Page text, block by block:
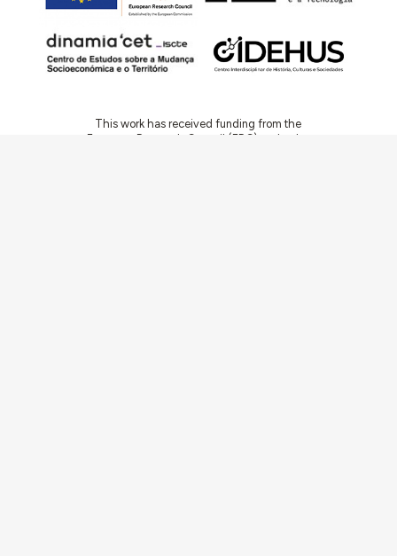
This work has received funding from the
European Research Council (ERC) under the